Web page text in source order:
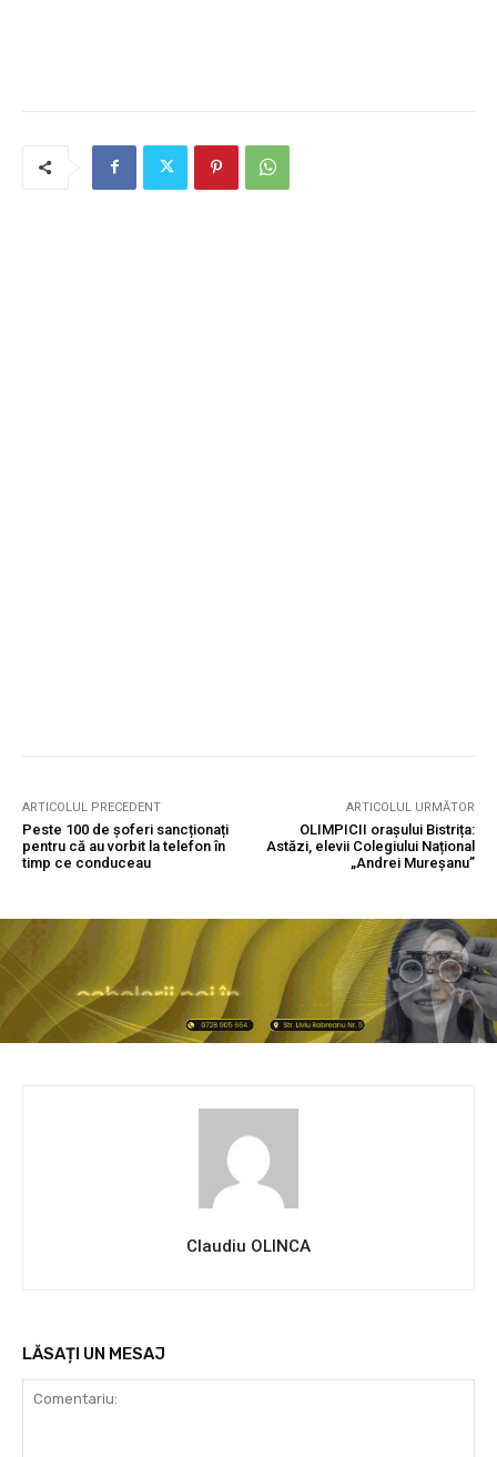
ARTICOLUL PRECEDENT
Peste 100 de șoferi sancționați
pentru că au vorbit la telefon în
timp ce conduceau
ARTICOLUL URMĂTOR
OLIMPICII orașului Bistrița:
Astăzi, elevii Colegiului Național
„Andrei Mureșanu”
Claudiu OLINCA
LĂSAȚI UN MESAJ